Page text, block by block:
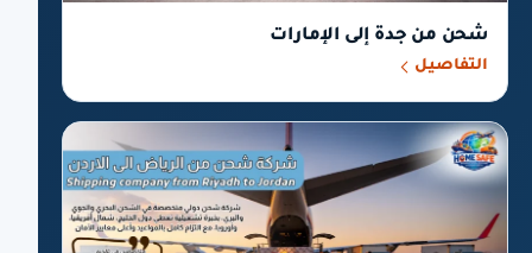
شحن من جدة إلى الإمارات
التفاصيل